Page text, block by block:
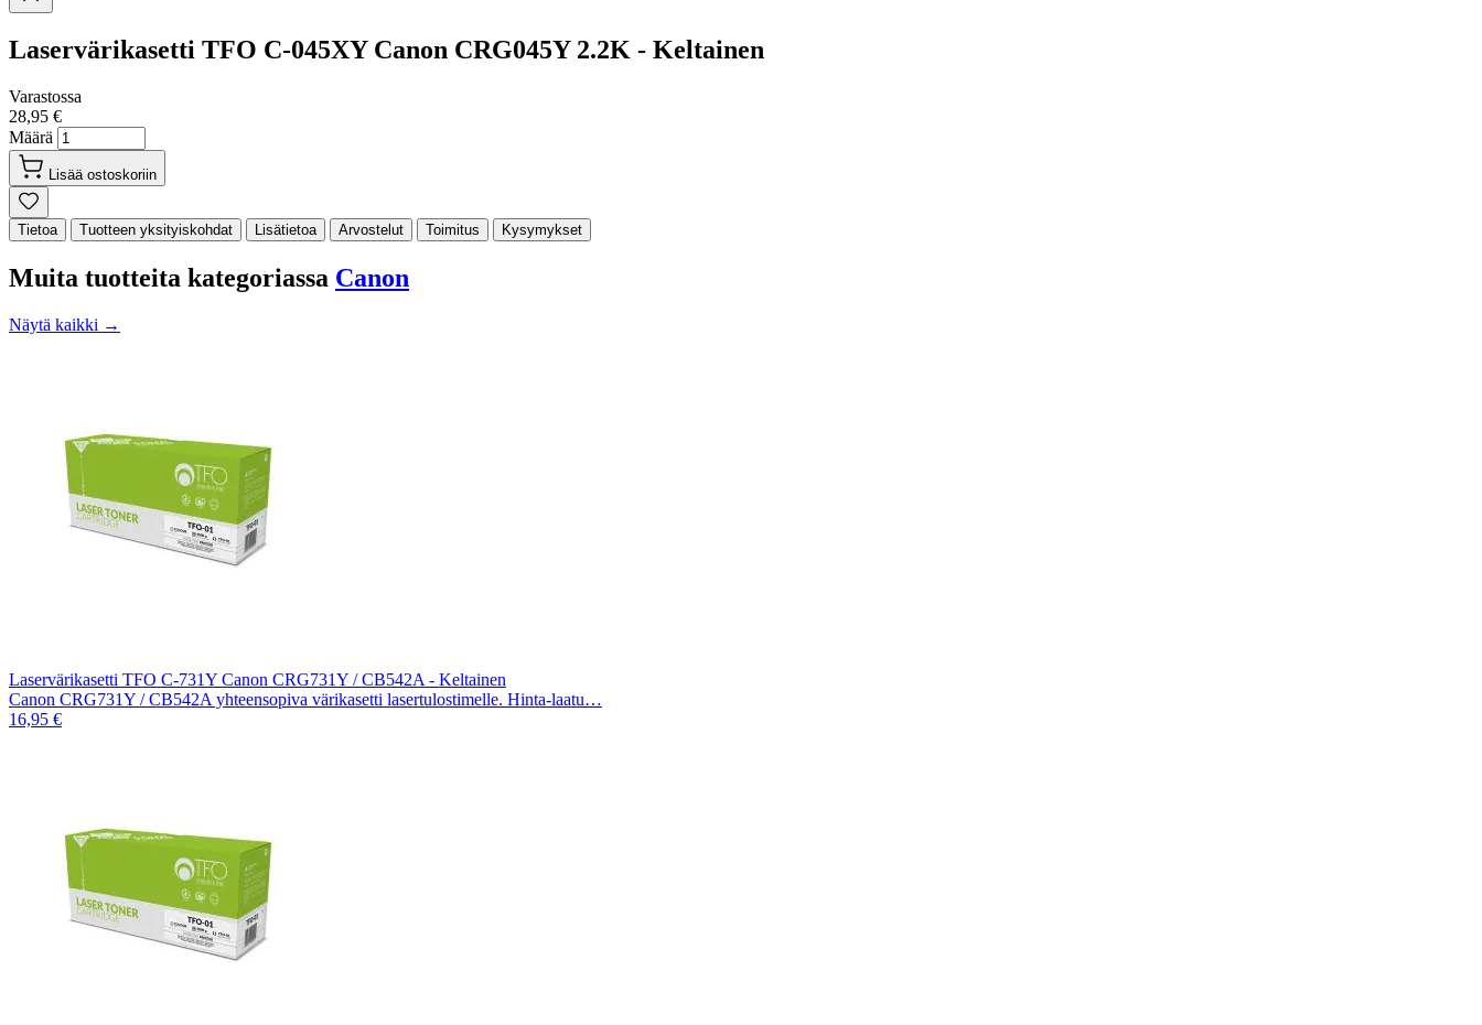
Laservärikasetti TFO C-045XY Canon CRG045Y 2.2K - Keltainen
Varastossa
28,95 €
Määrä
Lisää ostoskoriin
Tietoa Tuotteen yksityiskohdat Lisätietoa Arvostelut Toimitus Kysymykset
Muita tuotteita kategoriassa Canon
Näytä kaikki →
Laservärikasetti TFO C-731Y Canon CRG731Y / CB542A - Keltainen
Canon CRG731Y / CB542A yhteensopiva värikasetti lasertulostimelle. Hinta-laatu…
16,95 €